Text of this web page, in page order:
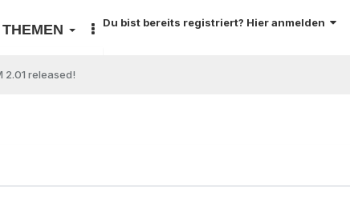
THEMEN Du bist bereits registriert? Hier anmelden
2.01 released!